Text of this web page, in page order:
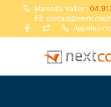
Marseille Vallier :
Appelez-